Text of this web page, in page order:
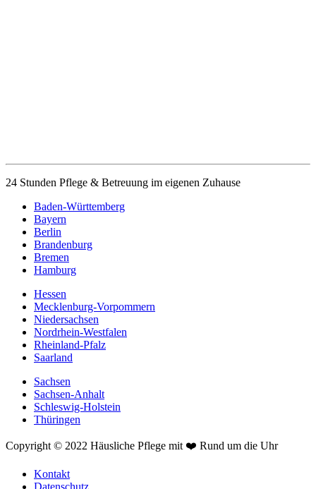
24 Stunden Pflege & Betreuung im eigenen Zuhause
Baden-Württemberg
Bayern
Berlin
Brandenburg
Bremen
Hamburg
Hessen
Mecklenburg-Vorpommern
Niedersachsen
Nordrhein-Westfalen
Rheinland-Pfalz
Saarland
Sachsen
Sachsen-Anhalt
Schleswig-Holstein
Thüringen
Copyright © 2022 Häusliche Pflege mit ❤️ Rund um die Uhr
Kontakt
Datenschutz